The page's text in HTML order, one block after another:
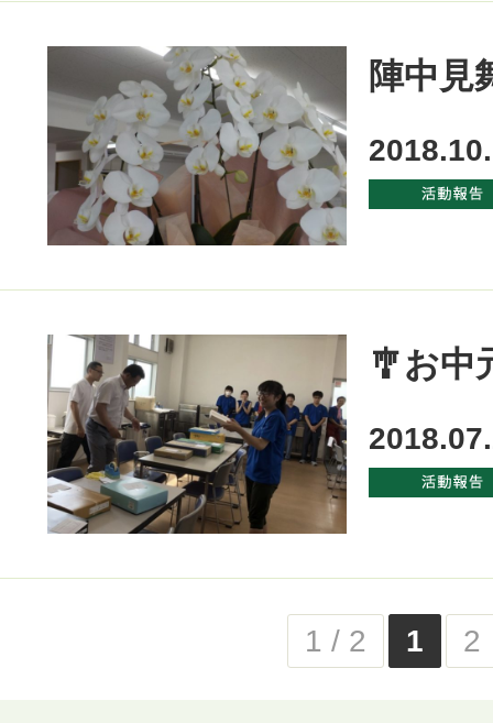
陣中
🎐お中
1 / 2 1 2